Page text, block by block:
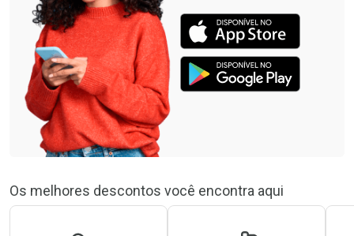
Os melhores descontos você encontra aqui